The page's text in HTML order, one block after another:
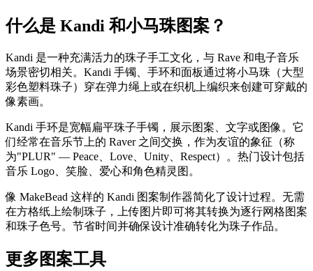
什么是 Kandi 和小马珠图案？
Kandi 是一种充满活力的珠子手工文化，与 Rave 和电子音乐
场景密切相关。Kandi 手镯、手环和面板通过将小马珠（大型
彩色塑料珠子）穿在弹力绳上或在织机上编织来创建可穿戴的
像素画。
Kandi 手环是宽幅扁平珠子手镯，展示图案、文字或图像。它
们经常在音乐节上的 Raver 之间交换，作为友谊的象征（称
为"PLUR" — Peace、Love、Unity、Respect）。热门设计包括
音乐 Logo、笑脸、爱心和角色精灵图。
像 MakeBead 这样的 Kandi 图案制作器简化了设计过程。无需
在方格纸上绘制珠子，上传图片即可将其转换为逐行网格图案
和珠子色号。节省时间并确保设计准确转化为珠子作品。
更多图案工具